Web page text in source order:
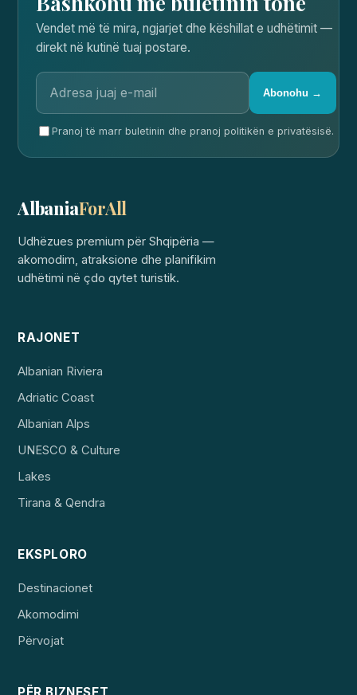
Vendet më të mira, ngjarjet dhe këshillat e udhëtimit —
direkt në kutinë tuaj postare.
Abonohu →
Pranoj të marr buletinin dhe pranoj politikën e privatësisë.
AlbaniaForAll
Udhëzues premium për Shqipëria —
akomodim, atraksione dhe planifikim
udhëtimi në çdo qytet turistik.
RAJONET
Albanian Riviera
Adriatic Coast
Albanian Alps
UNESCO & Culture
Lakes
Tirana & Qendra
EKSPLORO
Destinacionet
Akomodimi
Përvojat